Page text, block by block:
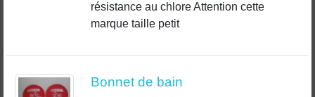
résistance au chlore Attention cette
marque taille petit
Bonnet de bain